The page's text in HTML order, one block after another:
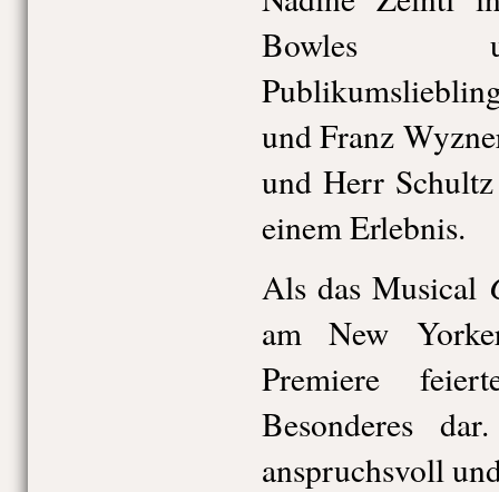
Bowles
und Franz
und Herr
einem Erlebnis.
Als das Musical
am New
Premiere
Besonderes
anspruchsvoll